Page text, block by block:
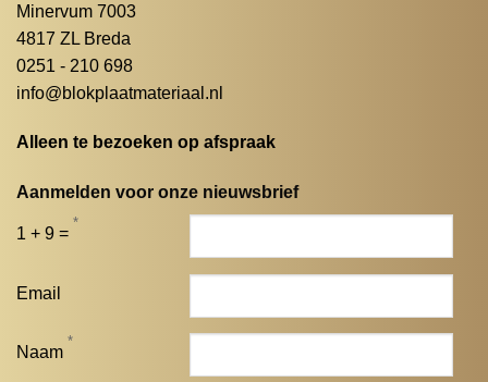
Minervum 7003
4817 ZL Breda
0251 - 210 698
info@blokplaatmateriaal.nl
Alleen te bezoeken op afspraak
Aanmelden voor onze nieuwsbrief
1 + 9 =
*
Email
Naam
*